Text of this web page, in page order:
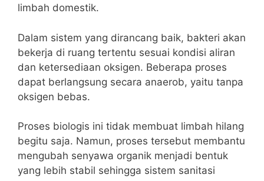
limbah domestik.
Dalam sistem yang dirancang baik, bakteri akan
bekerja di ruang tertentu sesuai kondisi aliran
dan ketersediaan oksigen. Beberapa proses
dapat berlangsung secara anaerob, yaitu tanpa
oksigen bebas.
Proses biologis ini tidak membuat limbah hilang
begitu saja. Namun, proses tersebut membantu
mengubah senyawa organik menjadi bentuk
yang lebih stabil sehingga sistem sanitasi